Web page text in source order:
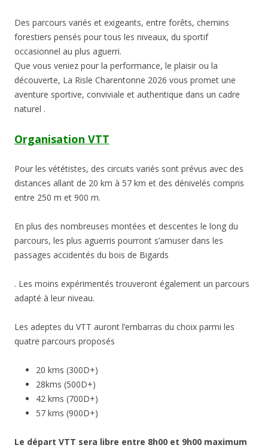
Des parcours variés et exigeants, entre forêts, chemins
forestiers pensés pour tous les niveaux, du sportif
occasionnel au plus aguerri.
Que vous veniez pour la performance, le plaisir ou la
découverte, La Risle Charentonne 2026 vous promet une
aventure sportive, conviviale et authentique dans un cadre
naturel .
Organisation VTT
Pour les vététistes, des circuits variés sont prévus avec des
distances allant de 20 km à 57 km et des dénivelés compris
entre 250 m et 900 m.
En plus des nombreuses montées et descentes le long du
parcours, les plus aguerris pourront s’amuser dans les
passages accidentés du bois de Bigards
. Les moins expérimentés trouveront également un parcours
adapté à leur niveau.
Les adeptes du VTT auront l’embarras du choix parmi les
quatre parcours proposés
20 kms (300D+)
28kms (500D+)
42 kms (700D+)
57 kms (900D+)
Le départ VTT sera libre entre 8h00 et 9h00 maximum